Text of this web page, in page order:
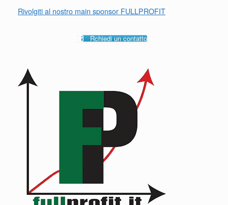
Rivolgiti al nostro main sponsor FULLPROFIT
Rchiedi un contatto